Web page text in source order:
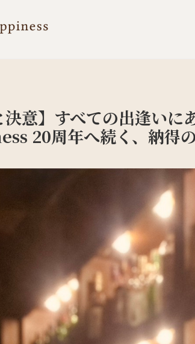
決意】すべての出逢い
20周年へ続く、納得